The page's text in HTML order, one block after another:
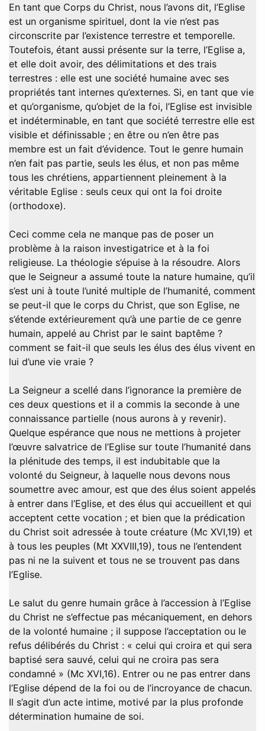
En tant que Corps du Christ, nous l’avons dit, l’Eglise
est un organisme spirituel, dont la vie n’est pas
circonscrite par l’existence terrestre et temporelle.
Toutefois, étant aussi présente sur la terre, l’Eglise a,
et elle doit avoir, des délimitations et des trais
terrestres : elle est une société humaine avec ses
propriétés tant internes qu’externes. Si, en tant que vie
et qu’organisme, qu’objet de la foi, l’Eglise est invisible
et indéterminable, en tant que société terrestre elle est
visible et définissable ; en être ou n’en être pas
membre est un fait d’évidence. Tout le genre humain
n’en fait pas partie, seuls les élus, et non pas même
tous les chrétiens, appartiennent pleinement à la
véritable Eglise : seuls ceux qui ont la foi droite
(orthodoxe).
Ceci comme cela ne manque pas de poser un
problème à la raison investigatrice et à la foi
religieuse. La théologie s’épuise à la résoudre. Alors
que le Seigneur a assumé toute la nature humaine, qu’il
s’est uni à toute l’unité multiple de l’humanité, comment
se peut-il que le corps du Christ, que son Eglise, ne
s’étende extérieurement qu’à une partie de ce genre
humain, appelé au Christ par le saint baptême ?
comment se fait-il que seuls les élus des élus vivent en
lui d’une vie vraie ?
La Seigneur a scellé dans l’ignorance la première de
ces deux questions et il a commis la seconde à une
connaissance partielle (nous aurons à y revenir).
Quelque espérance que nous ne mettions à projeter
l’œuvre salvatrice de l’Eglise sur toute l’humanité dans
la plénitude des temps, il est indubitable que la
volonté du Seigneur, à laquelle nous devons nous
soumettre avec amour, est que des élus soient appelés
à entrer dans l’Eglise, et des élus qui accueillent et qui
acceptent cette vocation ; et bien que la prédication
du Christ soit adressée à toute créature (Mc XVI,19) et
à tous les peuples (Mt XXVIII,19), tous ne l’entendent
pas ni ne la suivent et tous ne se trouvent pas dans
l’Eglise.
Le salut du genre humain grâce à l’accession à l’Eglise
du Christ ne s’effectue pas mécaniquement, en dehors
de la volonté humaine ; il suppose l’acceptation ou le
refus délibérés du Christ : « celui qui croira et qui sera
baptisé sera sauvé, celui qui ne croira pas sera
condamné » (Mc XVI,16). Entrer ou ne pas entrer dans
l’Eglise dépend de la foi ou de l’incroyance de chacun.
Il s’agit d’un acte intime, motivé par la plus profonde
détermination humaine de soi.